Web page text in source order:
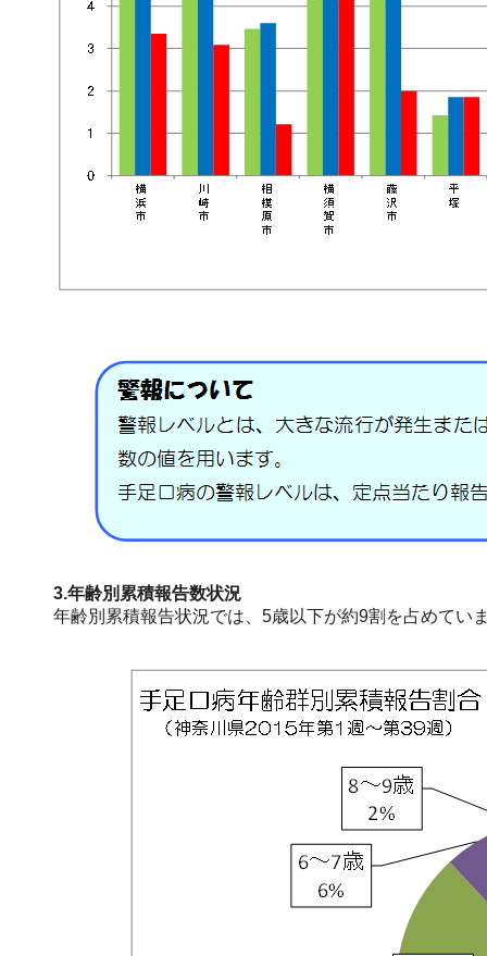
3.年齢別累積報告数状況
年齢別累積報告状況では、5歳以下が約9割を占めてい